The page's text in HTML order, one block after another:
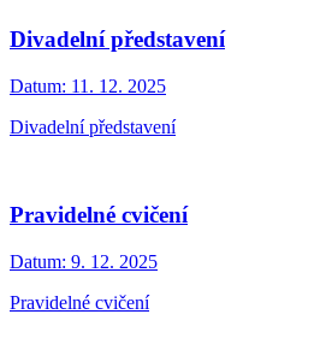
Divadelní představení
Datum: 11. 12. 2025
Divadelní představení
Pravidelné cvičení
Datum: 9. 12. 2025
Pravidelné cvičení